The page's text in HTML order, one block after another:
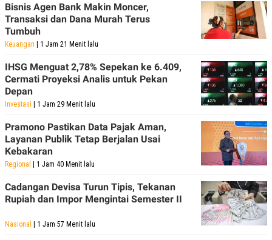
Bisnis Agen Bank Makin Moncer,
Transaksi dan Dana Murah Terus
Tumbuh
Keuangan | 1 Jam 21 Menit lalu
IHSG Menguat 2,78% Sepekan ke 6.409,
Cermati Proyeksi Analis untuk Pekan
Depan
Investasi | 1 Jam 29 Menit lalu
Pramono Pastikan Data Pajak Aman,
Layanan Publik Tetap Berjalan Usai
Kebakaran
Regional | 1 Jam 40 Menit lalu
Cadangan Devisa Turun Tipis, Tekanan
Rupiah dan Impor Mengintai Semester II
Nasional | 1 Jam 57 Menit lalu